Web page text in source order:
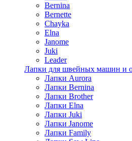
Bernina
Bernette
Chayka
Elna
Janome
Juki
Leader
Лапки для швейных машин и
Лапки Aurora
Лапки Bernina
Лапки Brother
Лапки Elna
Лапки Juki
Лапки Janome
Лапки Family